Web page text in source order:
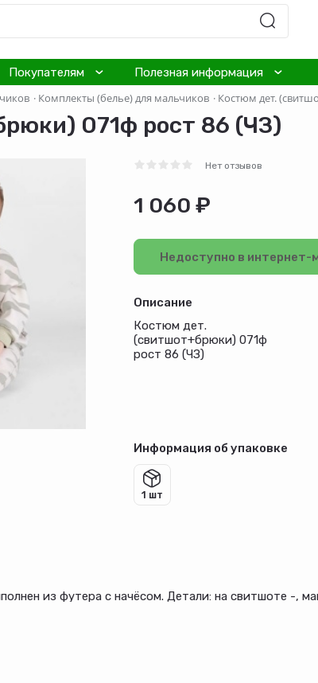
Покупателям Полезная информация
· Комплекты (белье) для мальчиков · Костюм дет.
071ф рост 86 (ЧЗ)
Нет отзывов
1 060 ₽
Недоступно в интернет-
Описание
Костюм дет.
(свитшот+брюки) 071ф
рост 86 (ЧЗ)
Информация об упаковке
1 шт
из футера с начёсом. Детали: на свитшоте -,